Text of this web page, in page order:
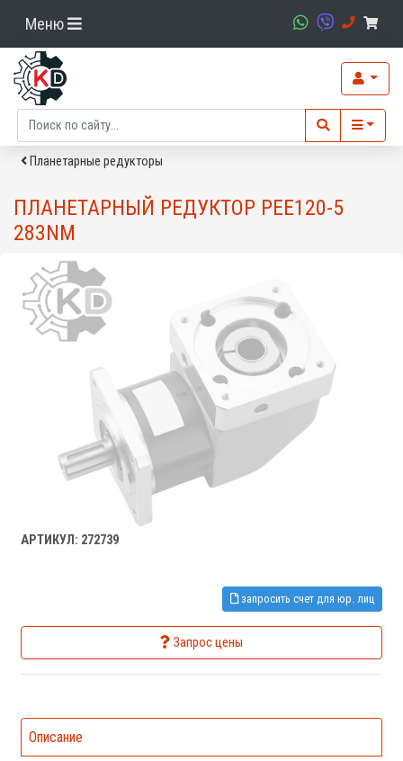
Меню
Планетарные редукторы
ПЛАНЕТАРНЫЙ РЕДУКТОР PEE120-5
283NM
АРТИКУЛ: 272739
запросить счет для юр. лиц
Запрос цены
Описание